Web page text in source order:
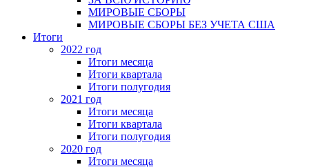
МИРОВЫЕ СБОРЫ
МИРОВЫЕ СБОРЫ БЕЗ УЧЕТА США
Итоги
2022 год
Итоги месяца
Итоги квартала
Итоги полугодия
2021 год
Итоги месяца
Итоги квартала
Итоги полугодия
2020 год
Итоги месяца